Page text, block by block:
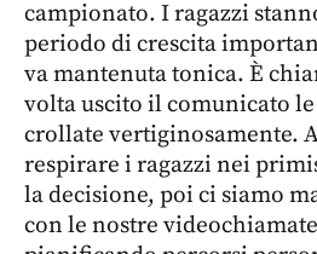
campionato. I ragazzi
periodo di crescita
va mantenuta tonica. È
volta uscito il comunicato
crollate vertiginosamente.
respirare i ragazzi nei
la decisione, poi ci siamo
con le nostre